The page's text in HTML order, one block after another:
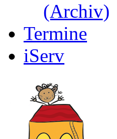
(Archiv)
Termine
iServ